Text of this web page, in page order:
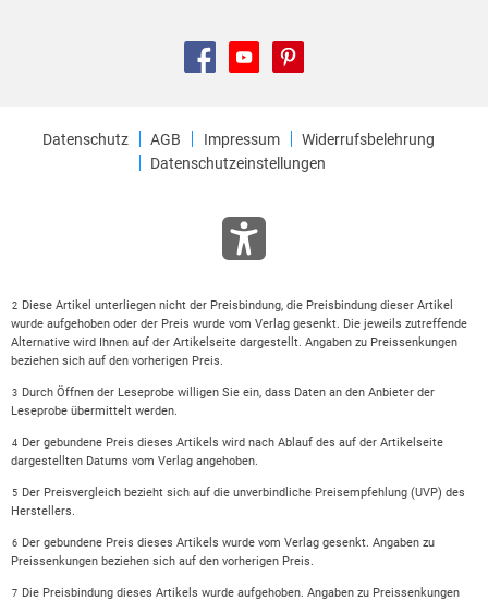
Datenschutz AGB Impressum
Widerrufsbelehrung
Datenschutzeinstellungen
2 Diese Artikel unterliegen nicht der Preisbindung, die Preisbindung dieser Artikel
wurde aufgehoben oder der Preis wurde vom Verlag gesenkt. Die jeweils zutreffende
Alternative wird Ihnen auf der Artikelseite dargestellt. Angaben zu Preissenkungen
beziehen sich auf den vorherigen Preis.
3 Durch Öffnen der Leseprobe willigen Sie ein, dass Daten an den Anbieter der
Leseprobe übermittelt werden.
4 Der gebundene Preis dieses Artikels wird nach Ablauf des auf der Artikelseite
dargestellten Datums vom Verlag angehoben.
5 Der Preisvergleich bezieht sich auf die unverbindliche Preisempfehlung (UVP) des
Herstellers.
6 Der gebundene Preis dieses Artikels wurde vom Verlag gesenkt. Angaben zu
Preissenkungen beziehen sich auf den vorherigen Preis.
7 Die Preisbindung dieses Artikels wurde aufgehoben. Angaben zu Preissenkungen